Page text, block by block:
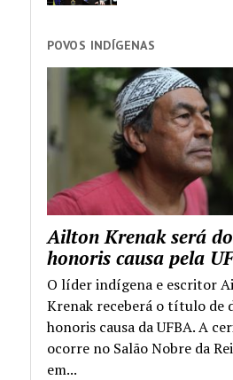
POVOS INDÍGENAS
Ailton Krenak será
honoris causa pela
O líder indígena e escritor
Krenak receberá o título de
honoris causa da UFBA. A
ocorre no Salão Nobre da
em...